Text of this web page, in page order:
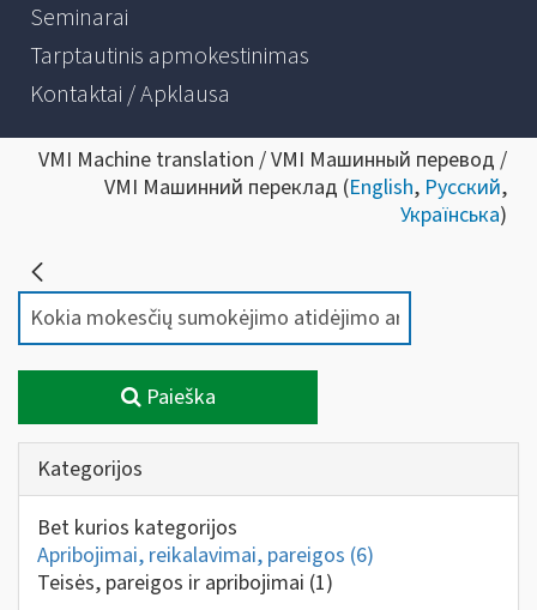
Seminarai
Tarptautinis apmokestinimas
Kontaktai / Apklausa
VMI Machine translation / VMI Машинный перевод /
VMI Машинний переклад (English, Русский,
Українська)
Paieška
Kategorijos
Bet kurios kategorijos
Apribojimai, reikalavimai, pareigos (6)
Teisės, pareigos ir apribojimai (1)